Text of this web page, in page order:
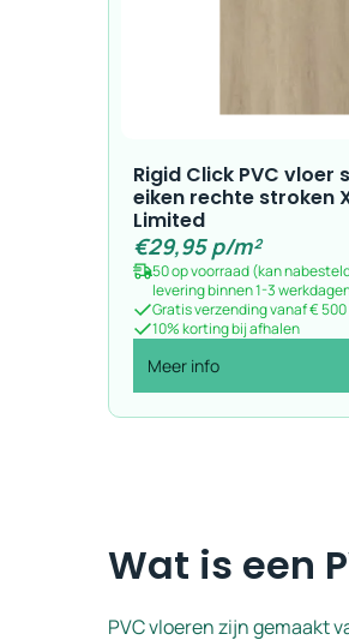
Rigid Click PVC vloer
eiken rechte stroken
Limited
€29,95p/m²
50 op voorraad (kan
levering binnen 1-3
Gratis verzending vanaf € 500
10% korting bij afhalen
Meer info
Wat is een
PVC vloeren zijn gemaakt